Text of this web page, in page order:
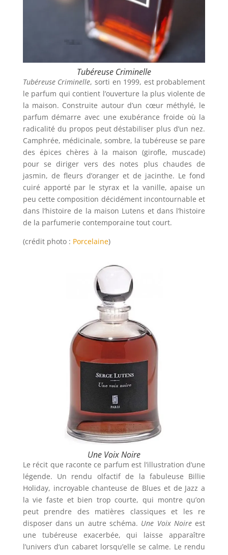
Tubéreuse Criminelle
Tubéreuse Criminelle, sorti en 1999, est probablement
le parfum qui contient l’ouverture la plus violente de
la maison. Construite autour d’un cœur méthylé, le
parfum démarre avec une exubérance froide où la
radicalité du propos peut déstabiliser plus d’un nez.
Camphrée, médicinale, sombre, la tubéreuse se pare
des épices chères à la maison (girofle, muscade)
pour se diriger vers des notes plus chaudes de
jasmin, de fleurs d’oranger et de jacinthe. Le fond
cuiré apporté par le styrax et la vanille, apaise un
peu cette composition décidément incontournable et
dans l’histoire de la maison Lutens et dans l’histoire
de la parfumerie contemporaine tout court.
(crédit photo : Porcelaine)
Une Voix Noire
Le récit que raconte ce parfum est l’illustration d’une
légende. Un rendu olfactif de la fabuleuse Billie
Holiday, incroyable chanteuse de Blues et de Jazz a
la vie faste et bien trop courte, qui montre qu’on
peut prendre des matières classiques et les re
disposer dans un autre schéma. Une Voix Noireest
une tubéreuse exacerbée, qui laisse apparaître
l’univers d’un cabaret lorsqu’elle se calme. Le rendu